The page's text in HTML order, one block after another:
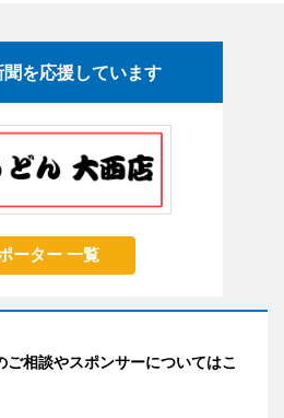
を応援しています
ーター 一覧
ご相談やスポンサーについてはこ